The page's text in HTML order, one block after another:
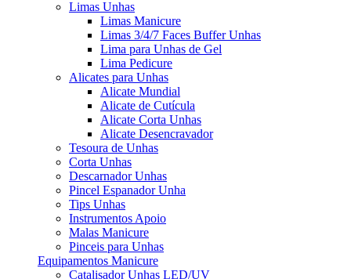
Limas Unhas
Limas Manicure
Limas 3/4/7 Faces Buffer Unhas
Lima para Unhas de Gel
Lima Pedicure
Alicates para Unhas
Alicate Mundial
Alicate de Cutícula
Alicate Corta Unhas
Alicate Desencravador
Tesoura de Unhas
Corta Unhas
Descarnador Unhas
Pincel Espanador Unha
Tips Unhas
Instrumentos Apoio
Malas Manicure
Pinceis para Unhas
Equipamentos Manicure
Catalisador Unhas LED/UV